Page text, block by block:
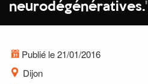
neurodégénératives.'
Publié le 21/01/2016
Dijon